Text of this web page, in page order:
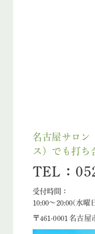
名古屋サロン
ス）でも打
TEL：
受付時間：
10:00～20:00(水曜
〒461-0001 名古屋